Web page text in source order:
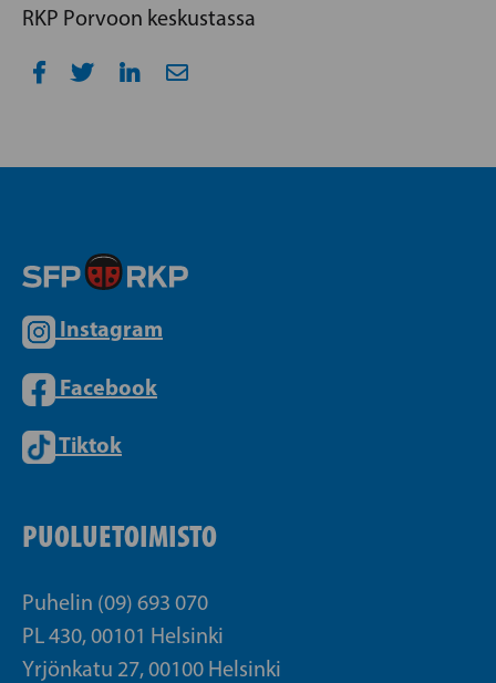
RKP Porvoon keskustassa
Instagram
Facebook
Tiktok
PUOLUETOIMISTO
Puhelin (09) 693 070
PL 430, 00101 Helsinki
Yrjönkatu 27, 00100 Helsinki